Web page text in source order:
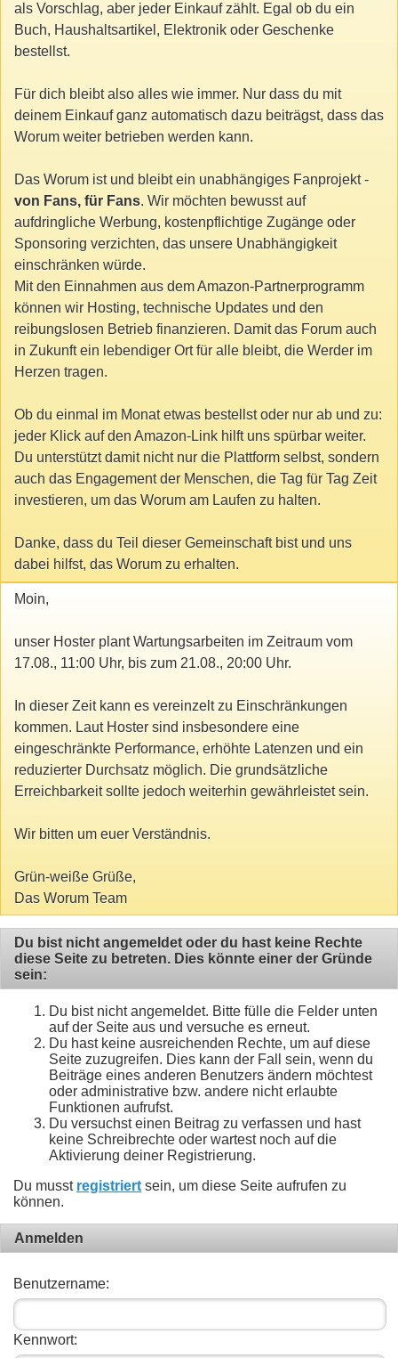
als Vorschlag, aber jeder Einkauf zählt. Egal ob du ein
Buch, Haushaltsartikel, Elektronik oder Geschenke
bestellst.
Für dich bleibt also alles wie immer. Nur dass du mit
deinem Einkauf ganz automatisch dazu beiträgst, dass das
Worum weiter betrieben werden kann.
Das Worum ist und bleibt ein unabhängiges Fanprojekt -
von Fans, für Fans. Wir möchten bewusst auf
aufdringliche Werbung, kostenpflichtige Zugänge oder
Sponsoring verzichten, das unsere Unabhängigkeit
einschränken würde.
Mit den Einnahmen aus dem Amazon-Partnerprogramm
können wir Hosting, technische Updates und den
reibungslosen Betrieb finanzieren. Damit das Forum auch
in Zukunft ein lebendiger Ort für alle bleibt, die Werder im
Herzen tragen.
Ob du einmal im Monat etwas bestellst oder nur ab und zu:
jeder Klick auf den Amazon-Link hilft uns spürbar weiter.
Du unterstützt damit nicht nur die Plattform selbst, sondern
auch das Engagement der Menschen, die Tag für Tag Zeit
investieren, um das Worum am Laufen zu halten.
Danke, dass du Teil dieser Gemeinschaft bist und uns
dabei hilfst, das Worum zu erhalten.
Moin,
unser Hoster plant Wartungsarbeiten im Zeitraum vom
17.08., 11:00 Uhr, bis zum 21.08., 20:00 Uhr.
In dieser Zeit kann es vereinzelt zu Einschränkungen
kommen. Laut Hoster sind insbesondere eine
eingeschränkte Performance, erhöhte Latenzen und ein
reduzierter Durchsatz möglich. Die grundsätzliche
Erreichbarkeit sollte jedoch weiterhin gewährleistet sein.
Wir bitten um euer Verständnis.
Grün-weiße Grüße,
Das Worum Team
Du bist nicht angemeldet oder du hast keine Rechte
diese Seite zu betreten. Dies könnte einer der Gründe
sein:
Du bist nicht angemeldet. Bitte fülle die Felder unten
auf der Seite aus und versuche es erneut.
Du hast keine ausreichenden Rechte, um auf diese
Seite zuzugreifen. Dies kann der Fall sein, wenn du
Beiträge eines anderen Benutzers ändern möchtest
oder administrative bzw. andere nicht erlaubte
Funktionen aufrufst.
Du versuchst einen Beitrag zu verfassen und hast
keine Schreibrechte oder wartest noch auf die
Aktivierung deiner Registrierung.
Du musst registriert sein, um diese Seite aufrufen zu
können.
Anmelden
Benutzername:
Kennwort: